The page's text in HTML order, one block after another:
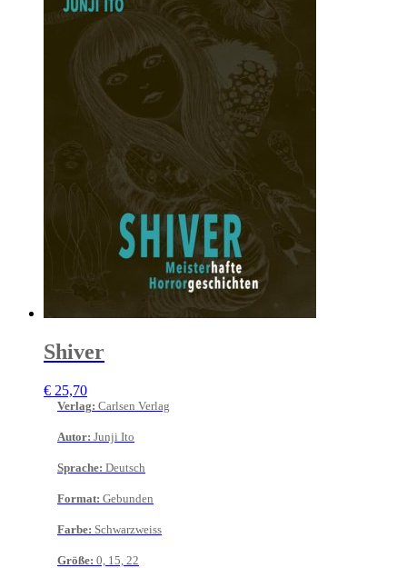
Shiver
€ 25,70
Verlag: Carlsen Verlag
Autor: Junji Ito
Sprache: Deutsch
Format: Gebunden
Farbe: Schwarzweiss
Größe: 0, 15, 22